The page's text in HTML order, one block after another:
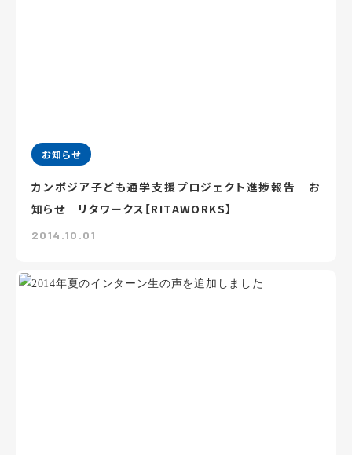
お知らせ
カンボジア子ども通学支援プロジェクト進捗報告｜お
知らせ｜リタワークス【RITAWORKS】
2014.10.01